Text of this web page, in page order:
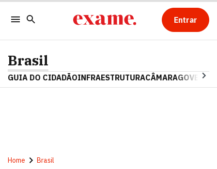
Entrar
Brasil
GUIA DO CIDADÃOINFRAESTRUTURACÂMARAGOVERNO
Home Brasil